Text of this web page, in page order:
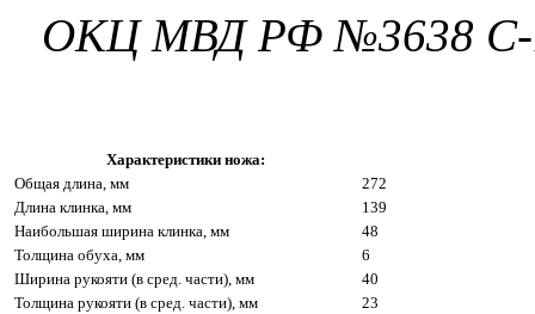
ОКЦ МВД РФ №3638 С-
Характеристики ножа:
Общая длина, мм
272
Длина клинка, мм
139
Наибольшая ширина клинка, мм
48
Толщина обуха, мм
6
Ширина рукояти (в сред. части), мм
40
Толщина рукояти (в сред. части), мм
23